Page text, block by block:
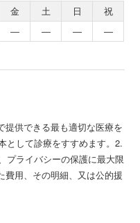
金 土 日
祝
― ― ― ―
提供できる最も適切な医療を
として診療をすすめます。2.
プライバシーの保護に最大限
費用、その明細、又は公的援